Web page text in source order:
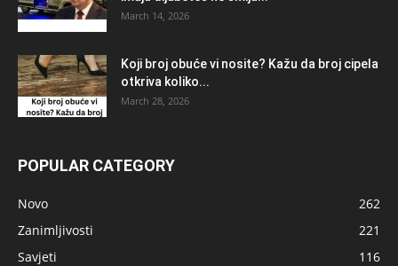
March 14, 2026
Koji broj obuće vi nosite? Kažu da broj cipela
otkriva koliko...
March 28, 2026
POPULAR CATEGORY
Novo
262
Zanimljivosti
221
Savjeti
116